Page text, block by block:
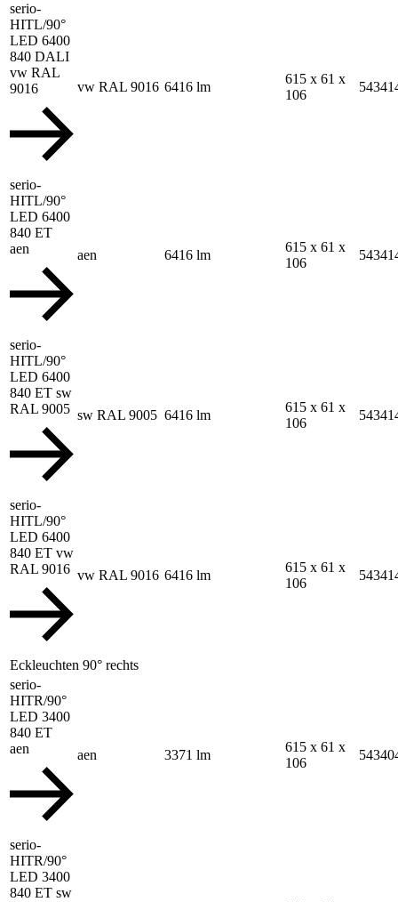
serio-
HITL/90°
LED 6400
840 DALI
vw RAL
9016
vw RAL 9016 6416 lm
615 x 61 x
106
serio-
HITL/90°
LED 6400
840 ET
aen
aen 6416 lm
615 x 61 x
106
serio-
HITL/90°
LED 6400
840 ET sw
RAL 9005 sw RAL 9005 6416 lm
615 x 61 x
106
serio-
HITL/90°
LED 6400
840 ET vw
RAL 9016 vw RAL 9016 6416 lm
615 x 61 x
106
Eckleuchten 90° rechts
serio-
HITR/90°
LED 3400
840 ET
aen
aen 3371 lm
615 x 61 x
106
serio-
HITR/90°
LED 3400
840 ET sw